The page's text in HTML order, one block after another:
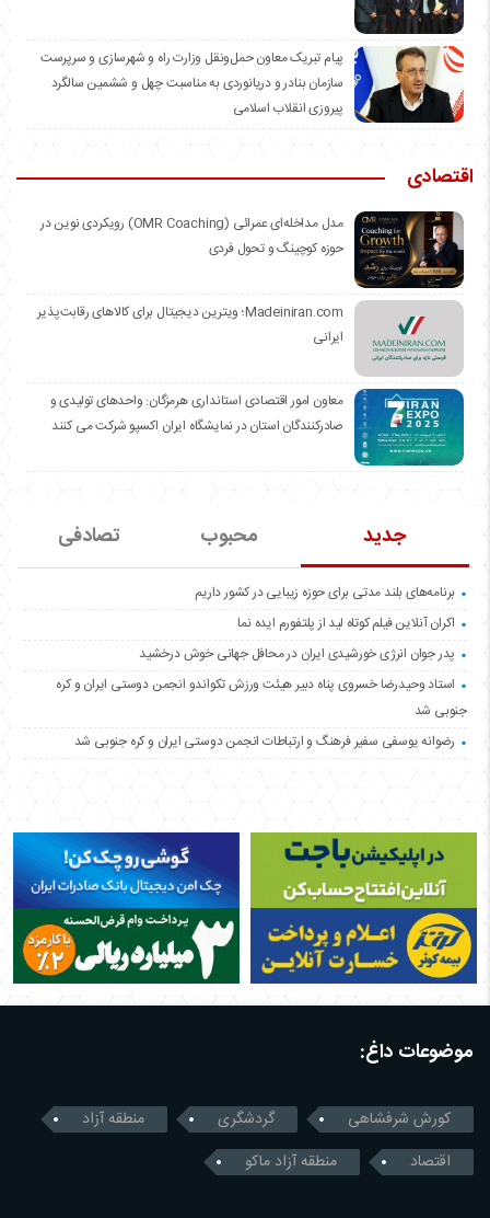
️پیام تبریک معاون حمل‌ونقل وزارت راه و شهرسازی و سرپرست
سازمان بنادر و دریانوردی به مناسبت چهل و ششمین سالگرد
پیروزی انقلاب اسلامی
اقتصادی
مدل مداخله‌ای عمرائی (OMR Coaching) رویکردی نوین در
حوزه کوچینگ و تحول فردی
Madeiniran.com؛ ویترین دیجیتال برای کالاهای رقابت‌پذیر
ایرانی
معاون امور اقتصادی استانداری هرمزگان: واحدهای تولیدی و
صادرکنندگان استان در نمایشگاه ایران اکسپو شرکت می کنند
جدید محبوب تصادفی
برنامه‌های بلند مدتی برای حوزه زیبایی در کشور داریم
اکران آنلاین فیلم کوتاه لید از پلتفورم ایده نما
پدر جوان انرژی خورشیدی ایران در محافل جهانی خوش درخشید
استاد وحیدرضا خسروی پناه دبیر هیئت ورزش تکواندو انجمن دوستی ایران و کره
جنوبی شد
رضوانه یوسفی سفیر فرهنگ و ارتباطات انجمن دوستی ایران و کره جنوبی شد
موضوعات داغ:
کورش شرفشاهی گردشگری
منطقه آزاد
اقتصاد
منطقه آزاد ماکو